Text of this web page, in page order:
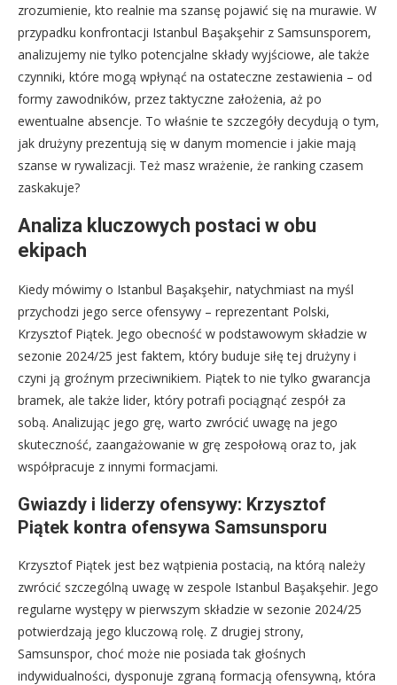
zrozumienie, kto realnie ma szansę pojawić się na murawie. W
przypadku konfrontacji Istanbul Başakşehir z Samsunsporem,
analizujemy nie tylko potencjalne składy wyjściowe, ale także
czynniki, które mogą wpłynąć na ostateczne zestawienia – od
formy zawodników, przez taktyczne założenia, aż po
ewentualne absencje. To właśnie te szczegóły decydują o tym,
jak drużyny prezentują się w danym momencie i jakie mają
szanse w rywalizacji. Też masz wrażenie, że ranking czasem
zaskakuje?
Analiza kluczowych postaci w obu
ekipach
Kiedy mówimy o Istanbul Başakşehir, natychmiast na myśl
przychodzi jego serce ofensywy – reprezentant Polski,
Krzysztof Piątek. Jego obecność w podstawowym składzie w
sezonie 2024/25 jest faktem, który buduje siłę tej drużyny i
czyni ją groźnym przeciwnikiem. Piątek to nie tylko gwarancja
bramek, ale także lider, który potrafi pociągnąć zespół za
sobą. Analizując jego grę, warto zwrócić uwagę na jego
skuteczność, zaangażowanie w grę zespołową oraz to, jak
współpracuje z innymi formacjami.
Gwiazdy i liderzy ofensywy: Krzysztof
Piątek kontra ofensywa Samsunsporu
Krzysztof Piątek jest bez wątpienia postacią, na którą należy
zwrócić szczególną uwagę w zespole Istanbul Başakşehir. Jego
regularne występy w pierwszym składzie w sezonie 2024/25
potwierdzają jego kluczową rolę. Z drugiej strony,
Samsunspor, choć może nie posiada tak głośnych
indywidualności, dysponuje zgraną formacją ofensywną, która